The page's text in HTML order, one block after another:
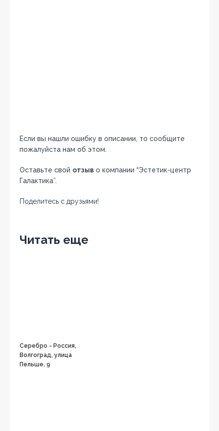
Если вы нашли ошибку в описании, то сообщите
пожалуйста нам об этом.
Оставьте свой отзыв о компании “Эстетик-центр
Галактика”.
Поделитесь с друзьями!
Читать еще
Серебро - Россия,
Волгоград, улица
Пельше, 9